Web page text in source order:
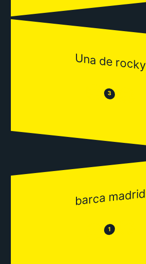
Una de rocky
😒 3 😂
barca madrid
😒 1 😂